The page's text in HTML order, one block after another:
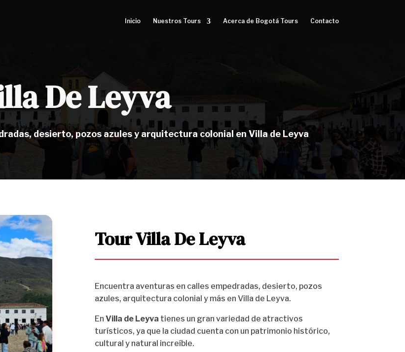
Inicio Nuestros Tours Acerca de Bogotá Tours Contacto
De Leyva
desierto, pozos azules y arquitectura colonial en Villa de Leyva
Tour Villa De Leyva
Encuentra aventuras en calles empedradas, desierto, pozos
azules, arquitectura colonial y más en Villa de Leyva.
EnVilla de Leyva tienes un gran variedad de atractivos
turísticos, ya que la ciudad cuenta con un patrimonio histórico,
cultural y natural increíble.